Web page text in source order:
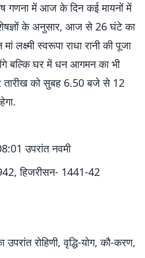
गणना में आज के दिन कई मायनों में
के अनुसार, आज से 26 घंटे का
लक्ष्मी स्वरूपा राधा रानी की पूजा
बल्कि घर में धन आगमन का भी
तारीख को सुबह 6.50 बजे से 12
उपरांत नवमी
हिजरीसन- 1441-42
उपरांत रोहिणी, वृद्धि-योग, कौ-करण,